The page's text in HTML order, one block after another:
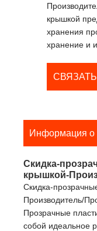
крышкой
хранения
хранение и
Информация о
Скидка-
крышкой-
Скидка-
Производитель/
Прозрачные
собой идеальное